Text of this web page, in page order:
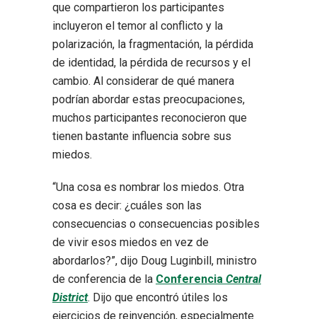
que compartieron los participantes
incluyeron el temor al conflicto y la
polarización, la fragmentación, la pérdida
de identidad, la pérdida de recursos y el
cambio. Al considerar de qué manera
podrían abordar estas preocupaciones,
muchos participantes reconocieron que
tienen bastante influencia sobre sus
miedos.
“Una cosa es nombrar los miedos. Otra
cosa es decir: ¿cuáles son las
consecuencias o consecuencias posibles
de vivir esos miedos en vez de
abordarlos?”, dijo Doug Luginbill, ministro
de conferencia de la Conferencia Central
District. Dijo que encontró útiles los
ejercicios de reinvención, especialmente